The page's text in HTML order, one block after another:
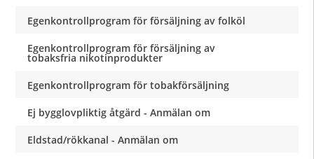
Egenkontrollprogram för försäljning av folköl
Egenkontrollprogram för försäljning av
tobaksfria nikotinprodukter
Egenkontrollprogram för tobakförsäljning
Ej bygglovpliktig åtgärd - Anmälan om
Eldstad/rökkanal - Anmälan om